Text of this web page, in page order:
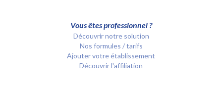
Vous êtes professionnel ?
Découvrir notre solution
Nos formules / tarifs
Ajouter votre établissement
Découvrir l'affiliation